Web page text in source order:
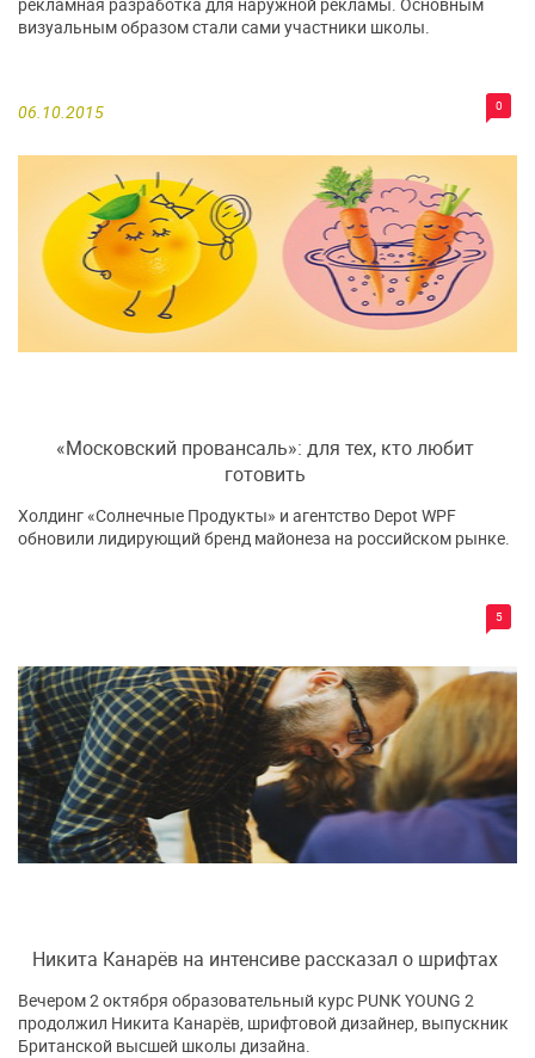
06.10.2015 0
визуальным образом стали сами участники школы.
«Московский провансаль»: для тех, кто любит
готовить
5
Холдинг «Солнечные Продукты» и агентство Depot WPF
обновили лидирующий бренд майонеза на российском рынке.
Никита Канарёв на интенсиве рассказал о шрифтах
Вечером 2 октября образовательный курс PUNK YOUNG 2
продолжил Никита Канарёв, шрифтовой дизайнер, выпускник
Британской высшей школы дизайна.